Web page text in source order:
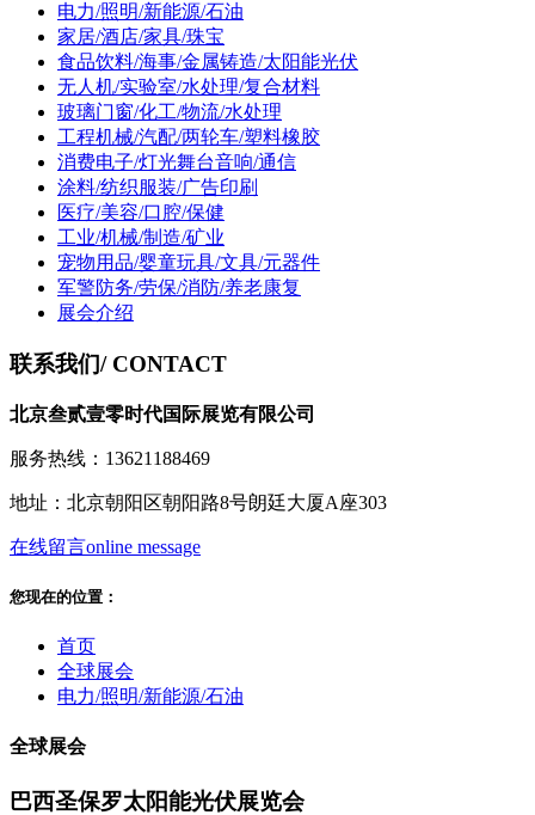
电力/照明/新能源/石油
家居/酒店/家具/珠宝
食品饮料/海事/金属铸造/太阳能光伏
无人机/实验室/水处理/复合材料
玻璃门窗/化工/物流/水处理
工程机械/汽配/两轮车/塑料橡胶
消费电子/灯光舞台音响/通信
涂料/纺织服装/广告印刷
医疗/美容/口腔/保健
工业/机械/制造/矿业
宠物用品/婴童玩具/文具/元器件
军警防务/劳保/消防/养老康复
展会介绍
联系我们/ CONTACT
北京叁贰壹零时代国际展览有限公司
服务热线：13621188469
地址：北京朝阳区朝阳路8号朗廷大厦A座303
在线留言online message
您现在的位置：
首页
全球展会
电力/照明/新能源/石油
全球展会
巴西圣保罗太阳能光伏展览会